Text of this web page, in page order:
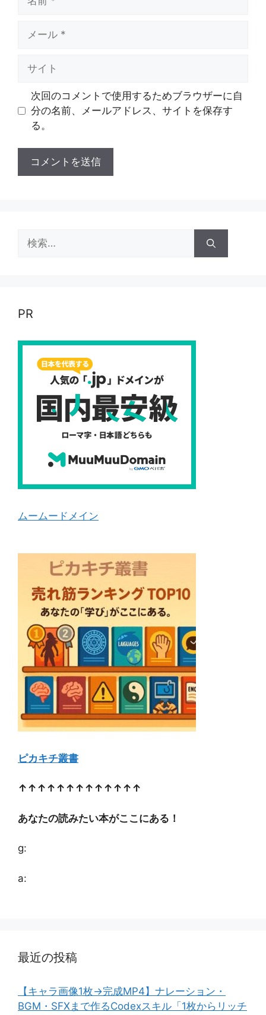
次回のコメントで使用するためブラウザーに自
分の名前、メールアドレス、サイトを保存す
る。
索:
PR
ムームードメイン
ピカキチ叢書
↑↑↑↑↑↑↑↑↑↑↑↑↑
あなたの読みたい本がここにある！
g:
a:
最近の投稿
【キャラ画像1枚→完成MP4】ナレーション・
BGM・SFXまで作るCodexスキル「1枚からリッチ